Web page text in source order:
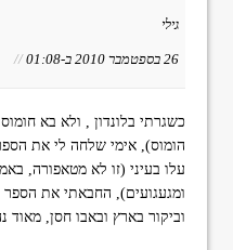
גילי
26 בספטמבר 2010 ב-01:08 //
כשגרתי בלונדון , ולא בא
הומוס), אימי שלחה לי את
עלו בעיני (זו לא מטאפורה,
ומגעגועים), החבאתי את הספר
וביקור בארץ ובאבו חסן, מאוד